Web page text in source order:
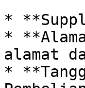
*
*
alamat
*